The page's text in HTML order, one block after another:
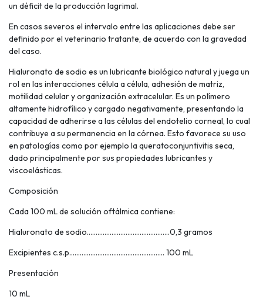
un déficit de la producción lagrimal.
En casos severos el intervalo entre las aplicaciones debe ser
definido por el veterinario tratante, de acuerdo con la gravedad
del caso.
Hialuronato de sodio es un lubricante biológico natural y juega un
rol en las interacciones célula a célula, adhesión de matriz,
motilidad celular y organización extracelular. Es un polímero
altamente hidrofílico y cargado negativamente, presentando la
capacidad de adherirse a las células del endotelio corneal, lo cual
contribuye a su permanencia en la córnea. Esto favorece su uso
en patologías como por ejemplo la queratoconjuntivitis seca,
dado principalmente por sus propiedades lubricantes y
viscoelásticas.
Composición
Cada 100 mL de solución oftálmica contiene:
Hialuronato de sodio………………………………..………0,3 gramos
Excipientes c.s.p……………………………………………… 100 mL
Presentación
10 mL